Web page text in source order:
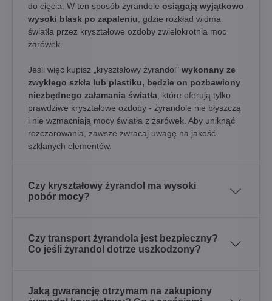
do cięcia. W ten sposób żyrandole osiągają wyjątkowo
wysoki blask po zapaleniu , gdzie rozkład widma
światła przez kryształowe ozdoby zwielokrotnia moc
żarówek.
Jeśli więc kupisz „kryształowy żyrandol" wykonany ze
zwykłego szkła lub plastiku, będzie on pozbawiony
niezbędnego załamania światła , które oferują tylko
prawdziwe kryształowe ozdoby - żyrandole nie błyszczą
i nie wzmacniają mocy światła z żarówek. Aby uniknąć
rozczarowania, zawsze zwracaj uwagę na jakość
szklanych elementów.
Czy kryształowy żyrandol ma wysoki
pobór mocy?
Czy transport żyrandola jest bezpieczny?
Co jeśli żyrandol dotrze uszkodzony?
Jaką gwarancję otrzymam na zakupiony